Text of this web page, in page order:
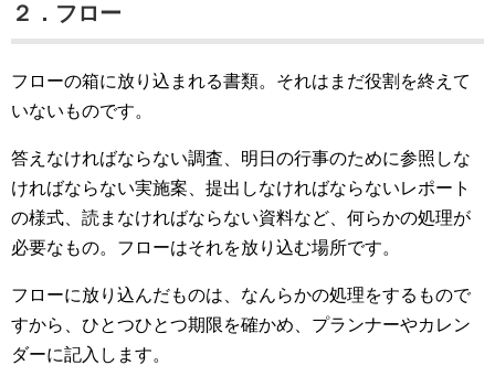
２．フロー
フローの箱に放り込まれる書類。それはまだ役割を終えて
いないものです。
答えなければならない調査、明日の行事のために参照しな
ければならない実施案、提出しなければならないレポート
の様式、読まなければならない資料など、何らかの処理が
必要なもの。フローはそれを放り込む場所です。
フローに放り込んだものは、なんらかの処理をするもので
すから、ひとつひとつ期限を確かめ、プランナーやカレン
ダーに記入します。